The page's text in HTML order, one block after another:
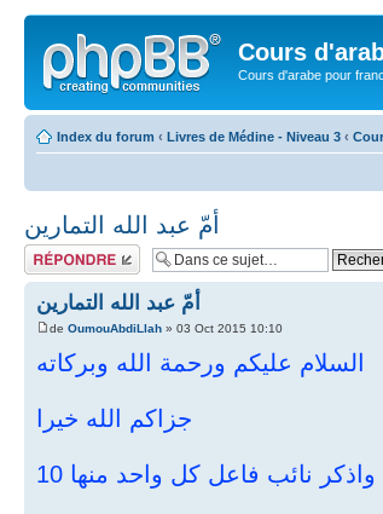
Cours
Cours d'arabe pour
Index du forum ‹ Livres de Médine - Niveau 3 ‹
أمّ عبد الله التمارين
Répondre
أمّ عبد الله التمارين
de OumouAbdiLlah » 03 Oct 2015 10:10
السلام عليكم ورحمة الله وبركاته
جزاكم الله خيرا
نائب فاعل كل واحد منها 10